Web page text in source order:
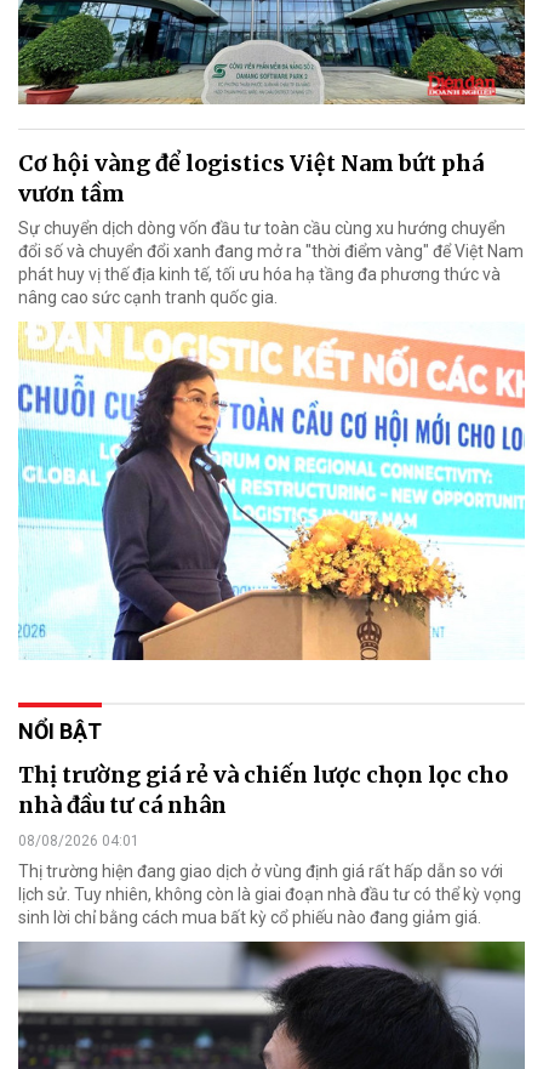
Cơ hội vàng để logistics Việt Nam bứt phá
vươn tầm
Sự chuyển dịch dòng vốn đầu tư toàn cầu cùng xu hướng chuyển
đổi số và chuyển đổi xanh đang mở ra "thời điểm vàng" để Việt Nam
phát huy vị thế địa kinh tế, tối ưu hóa hạ tầng đa phương thức và
nâng cao sức cạnh tranh quốc gia.
NỔI BẬT
Thị trường giá rẻ và chiến lược chọn lọc cho
nhà đầu tư cá nhân
08/08/2026 04:01
Thị trường hiện đang giao dịch ở vùng định giá rất hấp dẫn so với
lịch sử. Tuy nhiên, không còn là giai đoạn nhà đầu tư có thể kỳ vọng
sinh lời chỉ bằng cách mua bất kỳ cổ phiếu nào đang giảm giá.